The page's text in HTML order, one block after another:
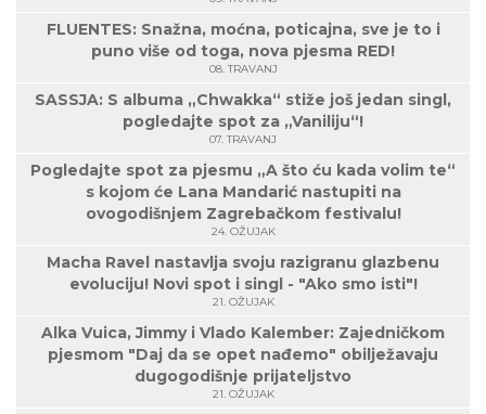
FLUENTES: Snažna, moćna, poticajna, sve je to i
puno više od toga, nova pjesma RED!
08. TRAVANJ
SASSJA: S albuma „Chwakka“ stiže još jedan singl,
pogledajte spot za „Vaniliju“!
07. TRAVANJ
Pogledajte spot za pjesmu „A što ću kada volim te“
s kojom će Lana Mandarić nastupiti na
ovogodišnjem Zagrebačkom festivalu!
24. OŽUJAK
Macha Ravel nastavlja svoju razigranu glazbenu
evoluciju! Novi spot i singl - "Ako smo isti"!
21. OŽUJAK
Alka Vuica, Jimmy i Vlado Kalember: Zajedničkom
pjesmom "Daj da se opet nađemo" obilježavaju
dugogodišnje prijateljstvo
21. OŽUJAK